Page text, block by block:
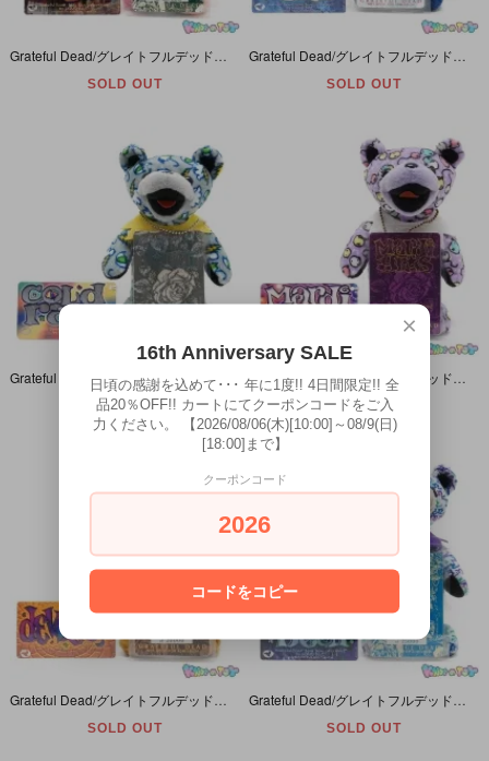
SOLD OUT SOLD OUT
Grateful Dead/グレイトフルデッド・Bean Bear/ビーンベア(デッドベア・ダンシングベア)ぬいぐるみ・リミテッドエディション「Cold Rain/コールドレイン1988年6月28日」
SOLD OUT SOLD OUT
SOLD OUT SOLD OUT
×
16th Anniversary SALE
日頃の感謝を込めて･･･ 年に1度!! 4日間限定!! 全
品20％OFF!! カートにてクーポンコードをご入
力ください。 【2026/08/06(木)[10:00]～08/9(日)
[18:00]まで】
クーポンコード
2026
コードをコピー